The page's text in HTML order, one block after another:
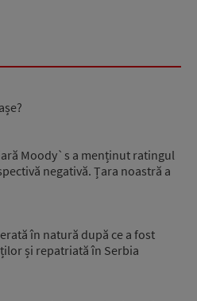
Moody`s a menținut ratingul
negativă. Țara noastră a
în natură după ce a fost
și repatriată în Serbia